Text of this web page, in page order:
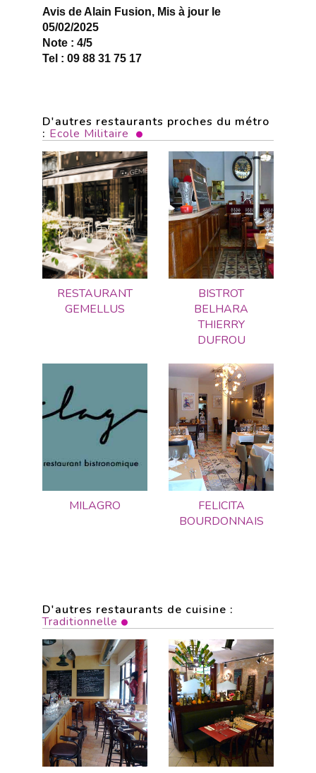
Avis de Alain Fusion, Mis à jour le
05/02/2025
Note : 4/5
Tel : 09 88 31 75 17
D'autres restaurants proches du métro
: Ecole Militaire
RESTAURANT
GEMELLUS
BISTROT
BELHARA
THIERRY
DUFROU
MILAGRO
FELICITA
BOURDONNAIS
D'autres restaurants de cuisine :
Traditionnelle